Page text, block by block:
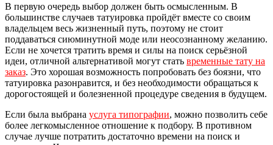
В первую очередь выбор должен быть осмысленным. В
большинстве случаев татуировка пройдёт вместе со своим
владельцем весь жизненный путь, поэтому не стоит
поддаваться сиюминутной моде или неосознанному желанию.
Если не хочется тратить время и силы на поиск серьёзной
идеи, отличной альтернативой могут стать временные тату на
заказ. Это хорошая возможность попробовать без боязни, что
татуировка разонравится, и без необходимости обращаться к
дорогостоящей и болезненной процедуре сведения в будущем.
Если была выбрана услуга типографии, можно позволить себе
более легкомысленное отношение к подбору. В противном
случае лучше потратить достаточно времени на поиск и